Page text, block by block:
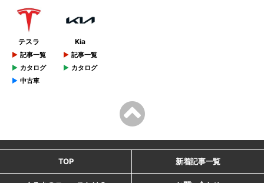
テスラ
記事一覧
カタログ
中古車
Kia
記事一覧
カタログ
TOP 新着記事一覧